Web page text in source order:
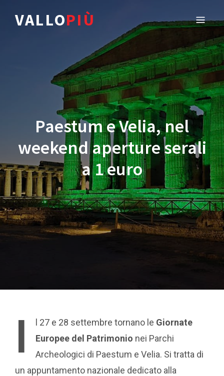
VALLOPIÙ
Paestum e Velia, nel
weekend aperture serali
a 1 euro
I l 27 e 28 settembre tornano le Giornate
Europee del Patrimonio nei Parchi
Archeologici di Paestum e Velia. Si tratta di
un appuntamento nazionale dedicato alla